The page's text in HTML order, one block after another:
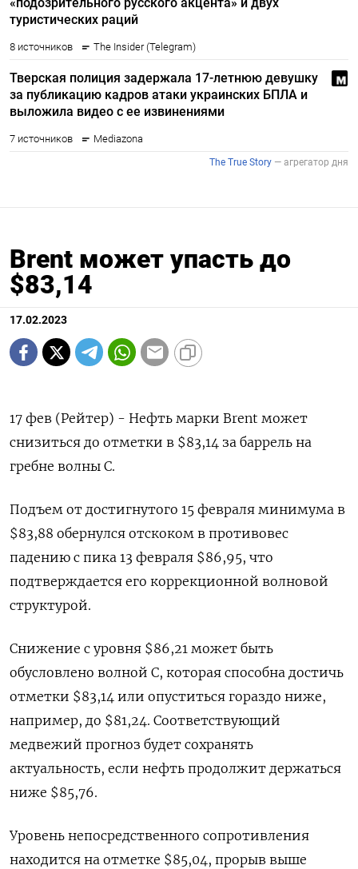
Brent может упасть до
$83,14
17.02.2023
17 фев (Рейтер) - Нефть марки Brent может
снизиться до отметки в $83,14 за баррель на
гребне волны C.
Подъем от достигнутого 15 февраля минимума в
$83,88 обернулся отскоком в противовес
падению с пика 13 февраля $86,95, что
подтверждается его коррекционной волновой
структурой.
Снижение с уровня $86,21 может быть
обусловлено волной С, которая способна достичь
отметки $83,14 или опуститься гораздо ниже,
например, до $81,24. Соответствующий
медвежий прогноз будет сохранять
актуальность, если нефть продолжит держаться
ниже $85,76.
Уровень непосредственного сопротивления
находится на отметке $85,04, прорыв выше